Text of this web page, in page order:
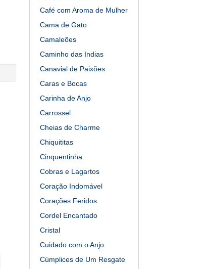
Café com Aroma de Mulher
Cama de Gato
Camaleões
Caminho das Indias
Canavial de Paixões
Caras e Bocas
Carinha de Anjo
Carrossel
Cheias de Charme
Chiquititas
Cinquentinha
Cobras e Lagartos
Coração Indomável
Corações Feridos
Cordel Encantado
Cristal
Cuidado com o Anjo
Cúmplices de Um Resgate